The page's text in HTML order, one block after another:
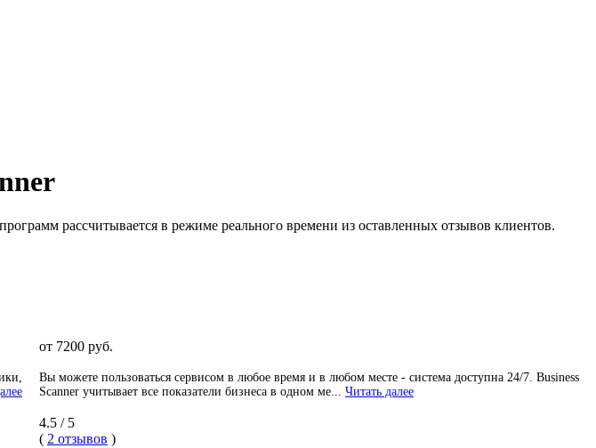
рассчитывается в режиме реального времени из оставленных отзывов клиентов.
от 7200 руб.
Вы можете пользоваться сервисом в любое время и в любом месте - система доступна 24/7. Business
Scanner учитывает все показатели бизнеса в одном ме... Читать далее
4.5 / 5
( 2 отзывов )